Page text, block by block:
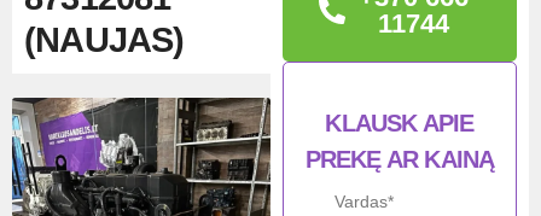
(NAUJAS)
INFORMACIJA
11744
KLAUSK APIE
PREKĘ AR KAINĄ